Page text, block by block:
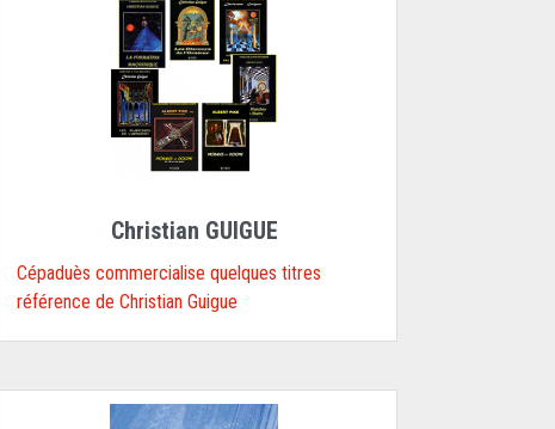
Christian GUIGUE
Cépaduès commercialise quelques titres
référence de Christian Guigue